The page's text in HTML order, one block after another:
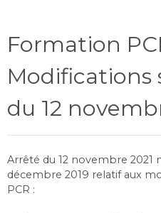
Formation
Modifications
du 12
Arrêté du 12 novembre 2021
décembre 2019 relatif aux
PCR :